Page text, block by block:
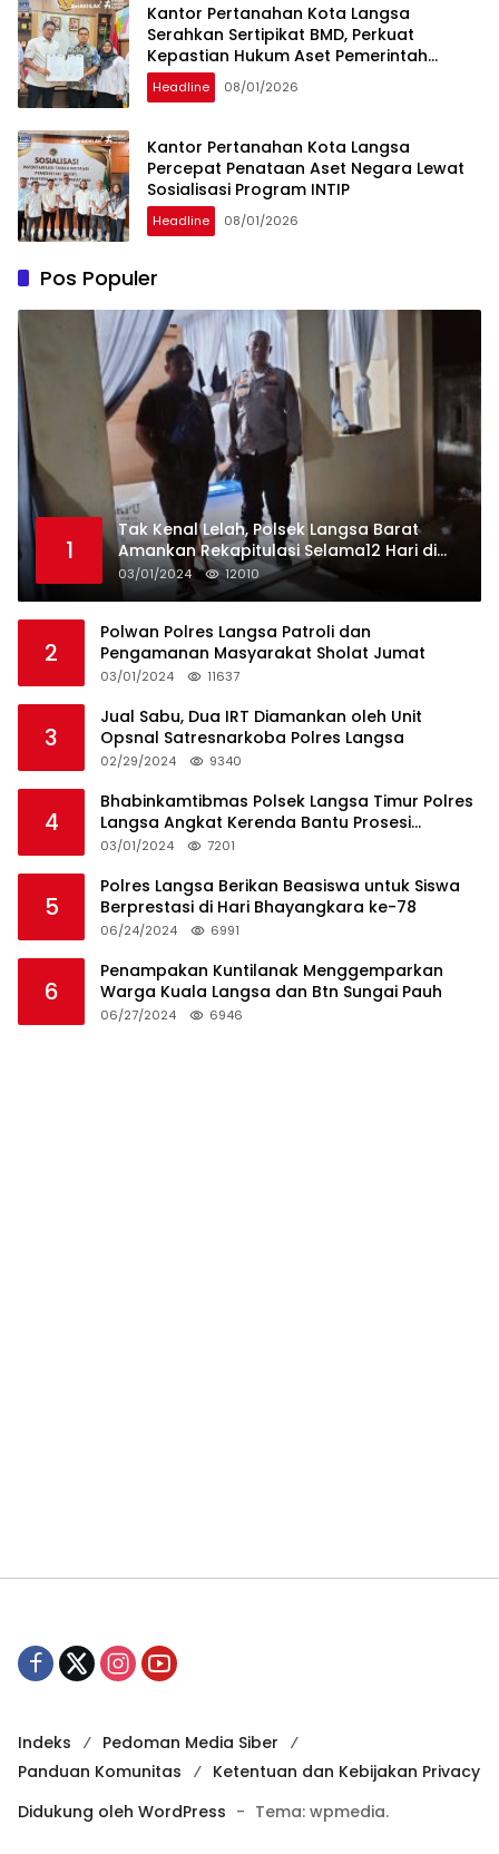
Kantor Pertanahan Kota Langsa
Serahkan Sertipikat BMD, Perkuat
Kepastian Hukum Aset Pemerintah
Daerah
Headline 08/01/2026
Kantor Pertanahan Kota Langsa
Percepat Penataan Aset Negara Lewat
Sosialisasi Program INTIP
Headline 08/01/2026
Pos Populer
1
Tak Kenal Lelah, Polsek Langsa Barat
Amankan Rekapitulasi Selama12 Hari di
Kecamatan Baro
03/01/2024 12010
2
Polwan Polres Langsa Patroli dan
Pengamanan Masyarakat Sholat Jumat
03/01/2024 11637
3
Jual Sabu, Dua IRT Diamankan oleh Unit
Opsnal Satresnarkoba Polres Langsa
02/29/2024 9340
4
Bhabinkamtibmas Polsek Langsa Timur Polres
Langsa Angkat Kerenda Bantu Prosesi
Pemakaman Warga
03/01/2024 7201
5
Polres Langsa Berikan Beasiswa untuk Siswa
Berprestasi di Hari Bhayangkara ke-78
06/24/2024 6991
6
Penampakan Kuntilanak Menggemparkan
Warga Kuala Langsa dan Btn Sungai Pauh
06/27/2024 6946
Indeks
Pedoman Media Siber
Panduan Komunitas
Ketentuan dan Kebijakan Privacy
Didukung oleh WordPress - Tema: wpmedia.